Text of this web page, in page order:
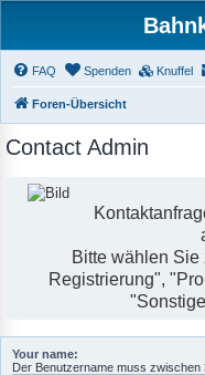
FAQ Spenden Knuffel
Foren-Übersicht
Contact Admin
Bitte wählen
Registrierung",
Your name:
Der Benutzername muss zwischen